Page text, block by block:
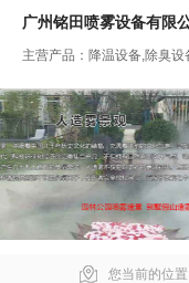
广州铭田喷雾设备有限
您当前的位置